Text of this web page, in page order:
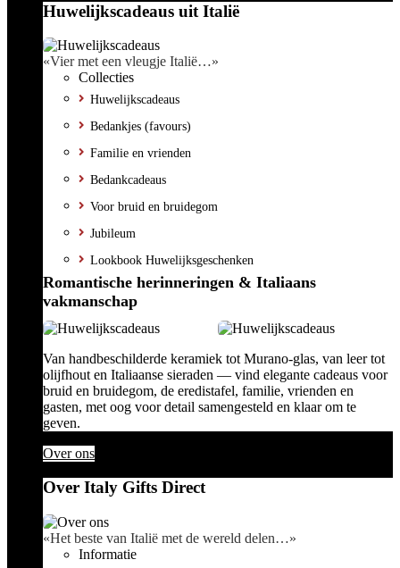
Huwelijkscadeaus uit Italië
«Vier met een vleugje Italië…»
Collecties
Huwelijkscadeaus
Bedankjes (favours)
Familie en vrienden
Bedankcadeaus
Voor bruid en bruidegom
Jubileum
Lookbook Huwelijksgeschenken
Romantische herinneringen & Italiaans
vakmanschap
Van handbeschilderde keramiek tot Murano-glas, van leer tot
olijfhout en Italiaanse sieraden — vind elegante cadeaus voor
bruid en bruidegom, de eredistafel, familie, vrienden en
gasten, met oog voor detail samengesteld en klaar om te
geven.
Over ons
Over Italy Gifts Direct
«Het beste van Italië met de wereld delen…»
Informatie